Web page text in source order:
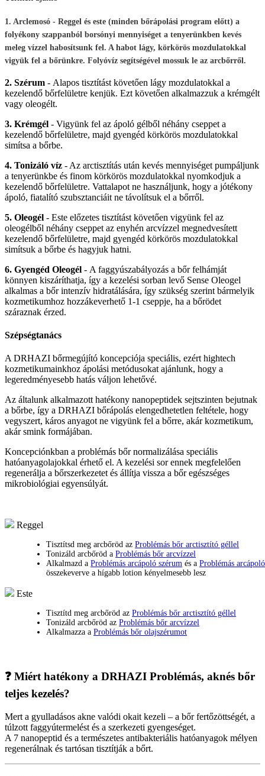
1. Arclemosó - Reggel és este (minden bőrápolási program előtt) a
folyékony szappanból borsónyi mennyiséget a tenyerünkben kevés
meleg vízzel habosítsunk fel. A habot lágy, körkörös mozdulatokkal
vigyük fel a bőrünkre. Folyóvíz segítségével mossuk le az arcbőrről.
2. Szérum - Alapos tisztítást követően lágy mozdulatokkal a
kezelendő bőrfelületre kenjük. Ezt követően alkalmazzuk a krémgélt
vagy oleogélt.
3. Krémgél - Vigyünk fel az ápoló gélből néhány cseppet a
kezelendő bőrfelületre, majd gyengéd körkörös mozdulatokkal
simítsa a bőrbe.
4. Tonizáló víz - Az arctisztítás után kevés mennyiséget pumpáljunk
a tenyerünkbe és finom körkörös mozdulatokkal nyomkodjuk a
kezelendő bőrfelületre. Vattalapot ne használjunk, hogy a jótékony
ápoló, fiatalító szubsztanciáit ne távolítsuk el a bőrről.
5. Oleogél - Este előzetes tisztítást követően vigyünk fel az
oleogélből néhány cseppet az enyhén arcvízzel megnedvesített
kezelendő bőrfelületre, majd gyengéd körkörös mozdulatokkal
simítsuk a bőrbe és hagyjuk hatni.
6. Gyengéd Oleogél - A faggyúszabályozás a bőr felhámját
könnyen kiszáríthatja, így a kezelési sorban levő Sense Oleogel
alkalmas a bőr intenzív hidratálására, így szükség szerint bármelyik
kozmetikumhoz hozzákeverhető 1-1 cseppje, ha a bőrödet
száraznak érzed.
Szépségtanács
A DRHAZI bőrmegújító koncepciója speciális, ezért hightech
kozmetikumainkhoz ápolási metódusokat ajánlunk, hogy a
legeredményesebb hatás váljon lehetővé.
Az általunk alkalmazott hatékony nanopeptidek sejtszinten bejutnak
a bőrbe, így a DRHAZI bőrápolás elengedhetetlen feltétele, hogy
vegyszert, káros anyagot ne vigyünk fel a bőrre, akár kozmetikum,
akár smink formájában.
Koncepciónkban a problémás bőr normalizálása speciális
hatóanyagolajokkal érhető el. A kezelési sor ennek megfelelően
regenerálja a bőrszerkezetet és állítja vissza a bőr egészséges
mikrobiológiai egyensúlyát.
Reggel
Tisztítsd meg arcbőröd azProblémás bőr arctisztító géllel
Tonizáld arcbőröd aProblémás bőr arcvízzel
Alkalmazd aProblémás arcápoló szérum és aProblémás
összekeverve a hígabb lotion kényelmesebb lesz
Este
Tisztítd meg arcbőröd azProblémás bőr arctisztító géllel
Tonizáld arcbőröd azProblémás bőr arcvízzel
Alkalmazza aProblémás bőr olajszérumot
❓ Miért hatékony a DRHAZI Problémás, aknés bőr
teljes kezelés?
Mert a gyulladásos akne valódi okait kezeli – a bőr fertőzöttségét, a
túlzott faggyútermelést és a szerkezeti gyengeséget.
A 7 nanopeptid és a természetes antibakteriális hatóanyagok mélyen
regenerálnak és tartósan tisztítják a bőrt.